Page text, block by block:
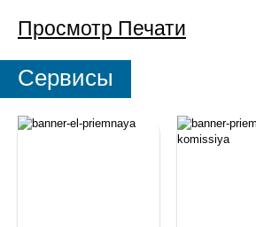
Просмотр Печати
Сервисы